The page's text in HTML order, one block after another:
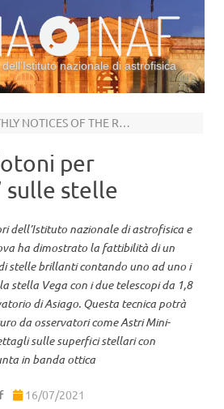
nazionale di astrofisica
I RISULTATI SU MONTHLY NOTICES OF THE ROYAL ASTRONOMICAL SOCIETY
per
sulle stelle
dell’Istituto nazionale di astrofisica e
ha dimostrato la fattibilità di un
stelle brillanti contando uno ad uno i
stella Vega con i due telescopi da 1,8
di Asiago. Questa tecnica potrà
da osservatori come Astri Mini-
sulle superfici stellari con
in banda ottica
16/07/2021